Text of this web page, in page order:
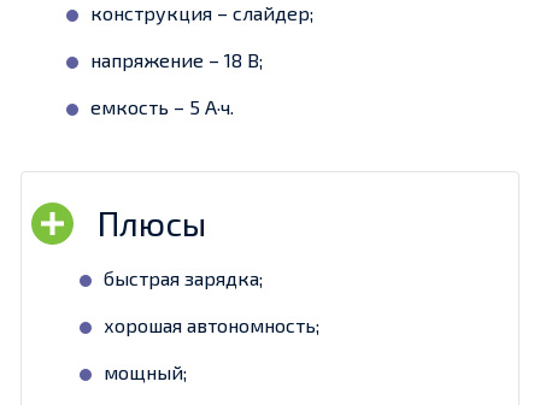
конструкция – слайдер;
напряжение – 18 В;
емкость – 5 А·ч.
быстрая зарядка;
хорошая автономность;
мощный;